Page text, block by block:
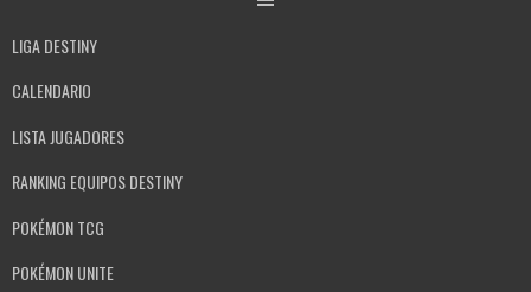
LIGA DESTINY
CALENDARIO
LISTA JUGADORES
RANKING EQUIPOS DESTINY
POKÉMON TCG
POKÉMON UNITE